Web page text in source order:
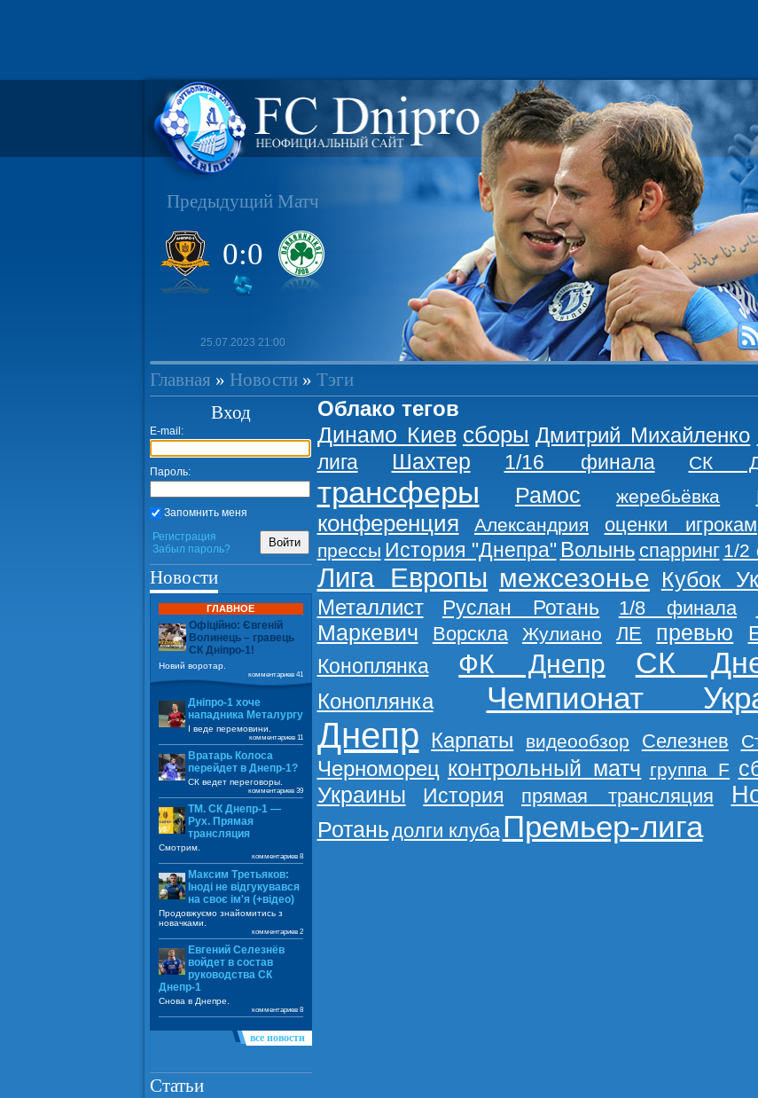
Предыдущий Матч
0:0
25.07.2023 21:00
Главная » Новости» Тэги
Облако тегов
Динамо Киев сборы Дмитрий Михайленко
лига
Шахтер 1/16 финала СК
трансферы Рамос жеребьёвка
конференция
Александрия оценки игрокам
прессы История "Днепра" Волынь спарринг 1/2
Лига Европы межсезонье Кубок
Металлист Руслан Ротань 1/8 финала
Маркевич
Ворскла Жулиано ЛЕ превью
Коноплянка
ФК Днепр СК
Коноплянка Чемпионат
Днепр Карпаты видеообзор Селезнев
Черноморец контрольный матч группа F
Украины
История прямая трансляция
Ротаньдолги клуба Премьер-лига
Вход
E-mail:
Пароль:
Запомнить меня
Регистрация
Забыл пароль?
Войти
Новости
ГЛАВНОЕ
Офіційно: Євгеній
Волинець – гравець
СК Дніпро-1!
Новий воротар.
комментариев 41
Дніпро-1 хоче
нападника Металургу
І веде перемовини.
комментариев 11
Вратарь Колоса
перейдет в Днепр-1?
СК ведет переговоры.
комментариев 39
ТМ. СК Днепр-1 —
Рух. Прямая
трансляция
Смотрим.
комментариев 8
Максим Третьяков:
Іноді не відгукувався
на своє ім'я (+відео)
Продовжуємо знайомитись з
новачками.
комментариев 2
Евгений Селезнёв
войдет в состав
руководства СК
Днепр-1
Снова в Днепре.
комментариев 8
все новости
Статьи